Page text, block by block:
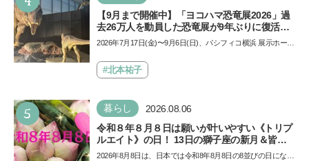
【9月まで開催中】「ヨコハマ恐竜展2026」過
去26万人を動員した恐竜展が9年ぶりに復活！
夏休みのおでかけで楽しむポイントを完全ガイ
2026年7月17日(金)〜9月6日(日)、パシフィコ横浜 展示ホール
催…
#北本祐子
5 暮らし 2026.08.06
令和８年８月８日は願いが叶いやすい《トリプ
ルエイト》の日！ 13日の獅子座の新月＆皆既
日食の影響にも注目
2026年8月8日は、日本では令和8年8月8日の8並びの日になり